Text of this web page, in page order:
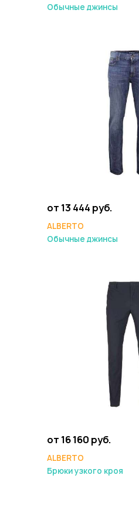
Обычные джинсы
от 13 444 руб.
ALBERTO
Обычные джинсы
от 16 160 руб.
ALBERTO
Брюки узкого кроя